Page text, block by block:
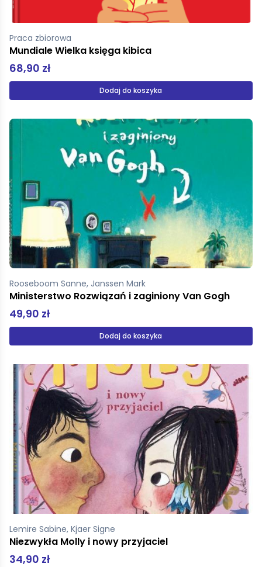
Praca zbiorowa
Mundiale Wielka księga kibica
68,90 zł
Dodaj do koszyka
Rooseboom Sanne, Janssen Mark
Ministerstwo Rozwiązań i zaginiony Van Gogh
49,90 zł
Dodaj do koszyka
Lemire Sabine, Kjaer Signe
Niezwykła Molly i nowy przyjaciel
34,90 zł